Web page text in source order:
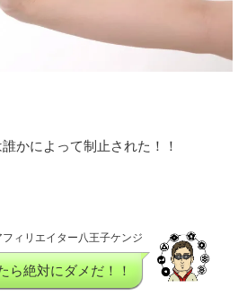
かによって制止された！！
ィリエイター八王子ケンジ
ら絶対にダメだ！！